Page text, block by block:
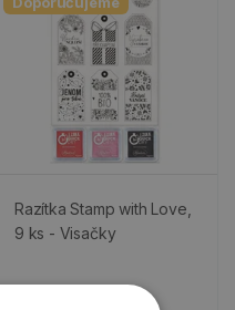
Razítka Stamp with Love,
9 ks - Visačky